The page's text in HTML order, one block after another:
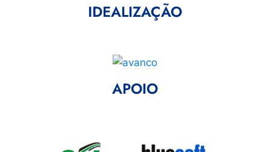
IDEALIZAÇÃO
APOIO